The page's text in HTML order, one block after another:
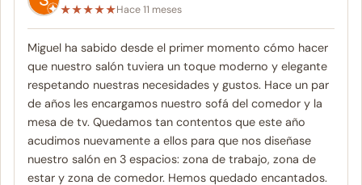
★★★★★Hace 11 meses
Miguel ha sabido desde el primer momento cómo hacer
que nuestro salón tuviera un toque moderno y elegante
respetando nuestras necesidades y gustos. Hace un par
de años les encargamos nuestro sofá del comedor y la
mesa de tv. Quedamos tan contentos que este año
acudimos nuevamente a ellos para que nos diseñase
nuestro salón en 3 espacios: zona de trabajo, zona de
estar y zona de comedor. Hemos quedado encantados.